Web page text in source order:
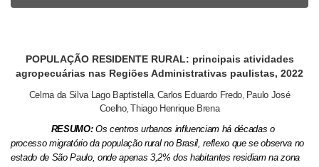
POPULAÇÃO RESIDENTE RURAL: principais atividades
agropecuárias nas Regiões Administrativas paulistas, 2022
Celma da Silva Lago Baptistella, Carlos Eduardo Fredo Paulo José
Coelho, Thiago Henrique Brena
RESUMO:Os centros urbanos influenciam há décadas o
processo migratório da população rural no Brasil, reflexo que se observa no
estado de São Paulo, onde apenas 3,2% dos habitantes residiam na zona